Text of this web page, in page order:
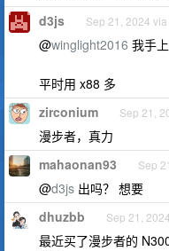
d3js Sep 21, 2024
@winglight2016 我手
平时用 x88 多
zirconium Sep 21,
漫步者，真力
mahaonan93 Sep
@d3js 出吗？ 想要
dhuzbb Sep 21, 2024
最近买了漫步者的